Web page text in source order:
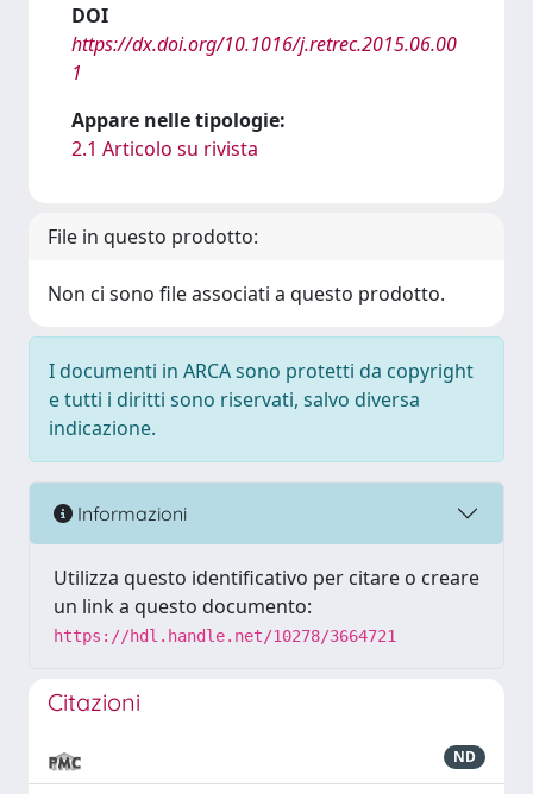
DOI
https://dx.doi.org/10.1016/j.retrec.2015.06.00
1
Appare nelle tipologie:
2.1 Articolo su rivista
File in questo prodotto:
Non ci sono file associati a questo prodotto.
I documenti in ARCA sono protetti da copyright
e tutti i diritti sono riservati, salvo diversa
indicazione.
Informazioni
Utilizza questo identificativo per citare o creare
un link a questo documento:
https://hdl.handle.net/10278/3664721
Citazioni
ND